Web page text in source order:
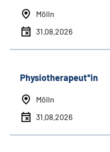
Mölln
31.08.2026
Physiotherapeut*in
Mölln
31.08.2026